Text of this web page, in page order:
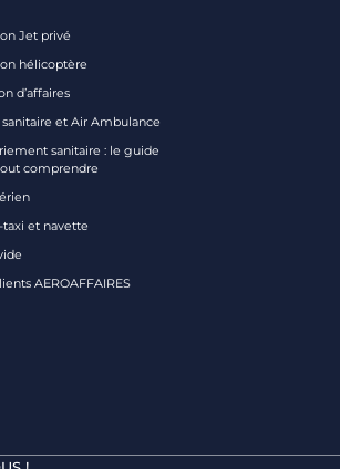
Jet privé
hélicoptère
d’affaires
et Air Ambulance
sanitaire : le guide
comprendre
taxi et navette
AEROAFFAIRES